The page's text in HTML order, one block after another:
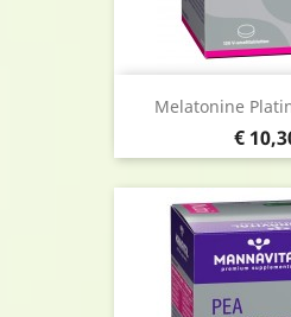
Melatonine
Prijs
€